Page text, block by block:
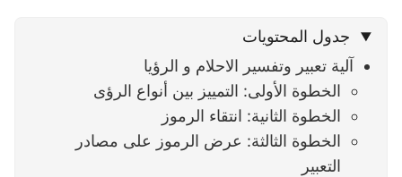
جدول المحتويات
آلية تعبير وتفسير الاحلام و الرؤيا
الخطوة الأولى: التمييز بين أنواع الرؤى
الخطوة الثانية: انتقاء الرموز
الخطوة الثالثة: عرض الرموز على مصادر
التعبير